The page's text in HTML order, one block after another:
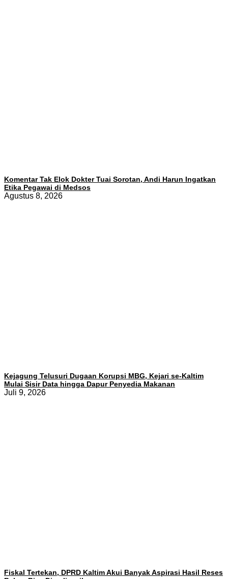
Komentar Tak Elok Dokter Tuai Sorotan, Andi Harun Ingatkan
Etika Pegawai di Medsos
Agustus 8, 2026
Kejagung Telusuri Dugaan Korupsi MBG, Kejari se-Kaltim
Mulai Sisir Data hingga Dapur Penyedia Makanan
Juli 9, 2026
Fiskal Tertekan, DPRD Kaltim Akui Banyak Aspirasi Hasil Reses